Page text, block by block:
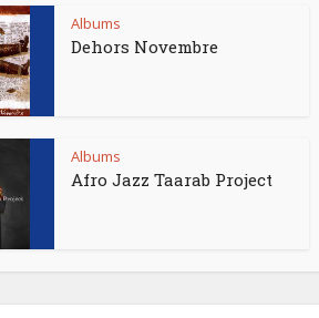
Albums
Dehors Novembre
Albums
Afro Jazz Taarab Project